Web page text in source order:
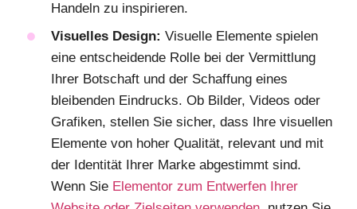
Handeln zu inspirieren.
Visuelles Design: Visuelle Elemente spielen
eine entscheidende Rolle bei der Vermittlung
Ihrer Botschaft und der Schaffung eines
bleibenden Eindrucks. Ob Bilder, Videos oder
Grafiken, stellen Sie sicher, dass Ihre visuellen
Elemente von hoher Qualität, relevant und mit
der Identität Ihrer Marke abgestimmt sind.
Wenn Sie Elementor zum Entwerfen Ihrer